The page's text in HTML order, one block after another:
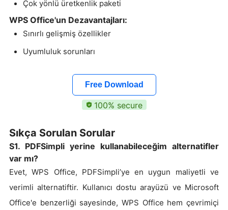
Çok yönlü üretkenlik paketi
WPS Office'un Dezavantajları:
Sınırlı gelişmiş özellikler
Uyumluluk sorunları
Free Download
100% secure
Sıkça Sorulan Sorular
S1. PDFSimpli yerine kullanabileceğim alternatifler
var mı?
Evet, WPS Office, PDFSimpli’ye en uygun maliyetli ve
verimli alternatiftir. Kullanıcı dostu arayüzü ve Microsoft
Office'e benzerliği sayesinde, WPS Office hem çevrimiçi